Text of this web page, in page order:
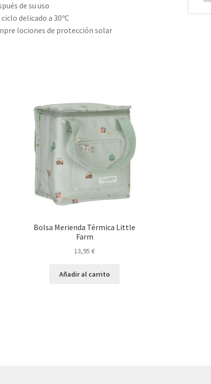
de su uso
delicado a 30ºC
lociones de protección solar
Bolsa Merienda Térmica Little
Farm
13,95€
Añadir al carrito